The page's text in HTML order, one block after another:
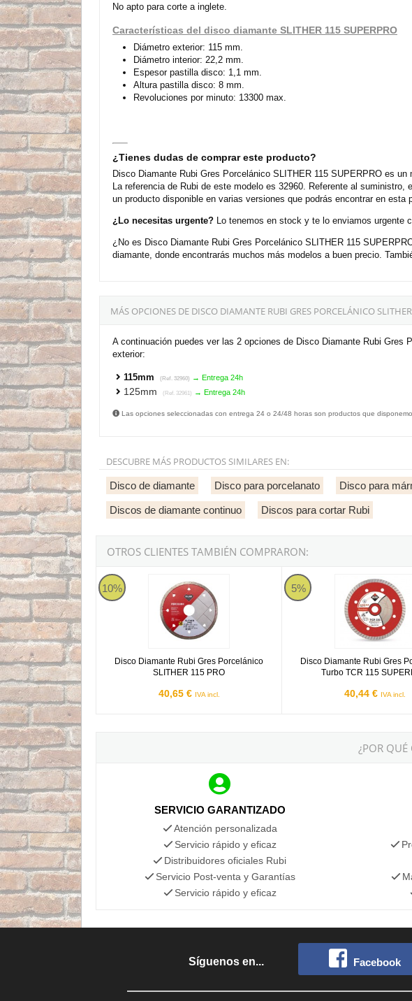
No apto para corte a inglete.
Características del disco diamante SLITHER 115 SUPERPRO
Diámetro exterior: 115 mm.
Diámetro interior: 22,2 mm.
Espesor pastilla disco: 1,1 mm.
Altura pastilla disco: 8 mm.
Revoluciones por minuto: 13300 max.
¿Tienes dudas de comprar este producto?
Disco Diamante Rubi Gres Porcelánico SLITHER 115 SUPERPRO es
La referencia de Rubi de este modelo es 32960. Referente al
un producto disponible en varias versiones que podrás encontrar en esta
¿Lo necesitas urgente? Lo tenemos en stock y te lo enviamos urgente
¿No es Disco Diamante Rubi Gres Porcelánico SLITHER 115
diamante, donde encontrarás muchos más modelos a buen precio.
MÁS OPCIONES DE DISCO DIAMANTE RUBI GRES PORCELÁNICO
A continuación puedes ver las 2 opciones de Disco Diamante Rubi
exterior:
115mm (Ref. 32960) → Entrega 24h
125mm (Ref. 32961) → Entrega 24h
Las opciones seleccionadas con entrega 24 o 24/48 horas son productos que
DESCUBRE MÁS PRODUCTOS SIMILARES EN:
Disco de diamante Disco para porcelanato Disco para
Discos de diamante continuo Discos para cortar Rubi
OTROS CLIENTES TAMBIÉN COMPRARON:
10%
Disco Diamante Rubi Gres Porcelánico
SLITHER 115 PRO
40,65 € IVA incl.
Disco Diamante Rubi Gres Porcelánico SLITHER 115 PRO
5%
Disco Diamante Rubi Gres
Turbo TCR 115
40,44 € IVA incl.
Disco Diamante Rubi Gres
¿POR QUÉ
SERVICIO GARANTIZADO
Atención personalizada
Servicio rápido y eficaz
Distribuidores oficiales Rubi
Servicio Post-venta y Garantías
Servicio rápido y eficaz
Síguenos en... Facebook